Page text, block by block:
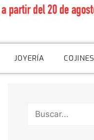
JOYERÍA COJINES
Buscar: